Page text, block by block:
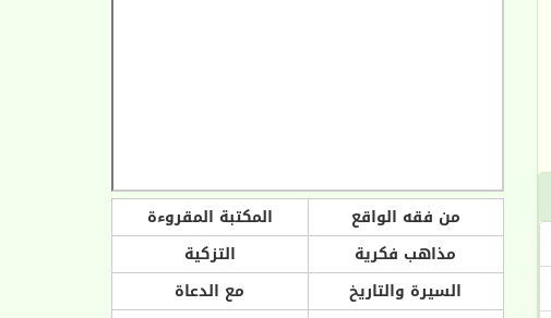
من فقه الواقع
المكتبة المقروءة
مذاهب فكرية
التزكية
السيرة والتاريخ
مع الدعاة